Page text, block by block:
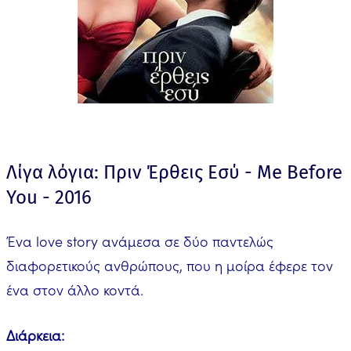
Λίγα λόγια: Πριν Έρθεις Εσύ - Me Before
You - 2016
Ένα love story ανάμεσα σε δύο παντελώς
διαφορετικούς ανθρώπους, που η μοίρα έφερε τον
ένα στον άλλο κοντά.
Διάρκεια: